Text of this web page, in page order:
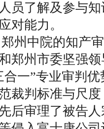
员了解及参与
对能力。
州中院的知产
郑州市委坚强
合一”专业审判
裁判标准与尺
后审理了被告